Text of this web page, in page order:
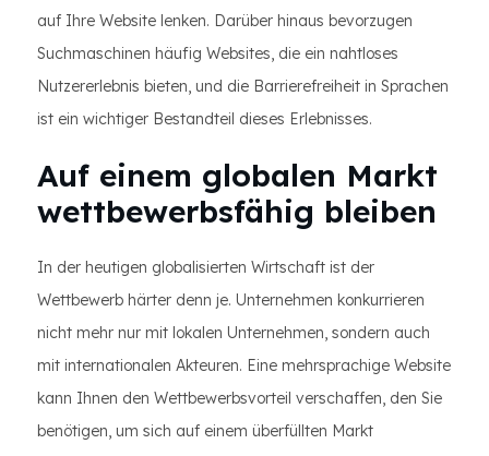
auf Ihre Website lenken. Darüber hinaus bevorzugen
Suchmaschinen häufig Websites, die ein nahtloses
Nutzererlebnis bieten, und die Barrierefreiheit in Sprachen
ist ein wichtiger Bestandteil dieses Erlebnisses.
Auf einem globalen Markt
wettbewerbsfähig bleiben
In der heutigen globalisierten Wirtschaft ist der
Wettbewerb härter denn je. Unternehmen konkurrieren
nicht mehr nur mit lokalen Unternehmen, sondern auch
mit internationalen Akteuren. Eine mehrsprachige Website
kann Ihnen den Wettbewerbsvorteil verschaffen, den Sie
benötigen, um sich auf einem überfüllten Markt